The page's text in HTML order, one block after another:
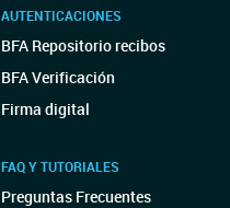
AUTENTICACIONES
BFA Repositorio recibos
BFA Verificación
Firma digital
FAQ Y TUTORIALES
Preguntas Frecuentes